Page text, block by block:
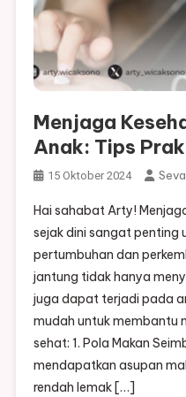
Menjaga
Anak: Tips
15 Oktober 2024
Hai sahabat Arty!
sejak dini sangat penting
pertumbuhan dan
jantung tidak hanya
juga dapat terjadi pada
mudah untuk membantu
sehat: 1. Pola Makan
mendapatkan asupan
rendah lemak […]